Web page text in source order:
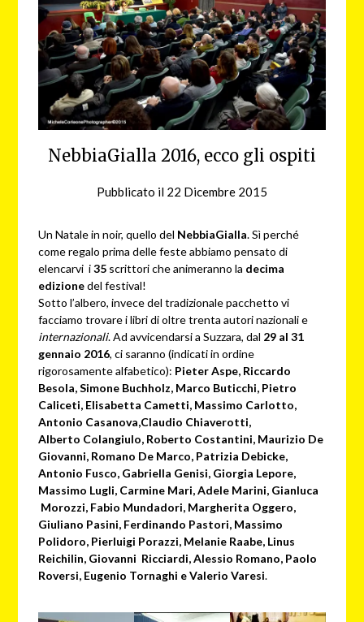
NebbiaGialla 2016, ecco gli ospiti
Pubblicato il 22 Dicembre 2015
web
Un Natale in noir, quello del NebbiaGialla. Sì perché
come regalo prima delle feste abbiamo pensato di
elencarvi i35 scrittori che animeranno la decima
edizionedel festival!
Sotto l’albero, invece del tradizionale pacchetto vi
facciamo trovare i libri di oltre trenta autori nazionali e
internazionali. Ad avvicendarsi a Suzzara, dal 29 al 31
gennaio 2016, ci saranno (indicati in ordine
rigorosamente alfabetico): Pieter Aspe, Riccardo
Besola, Simone Buchholz, Marco Buticchi, Pietro
Caliceti, Elisabetta Cametti, Massimo Carlotto,
Antonio Casanova,Claudio Chiaverotti,
Alberto Colangiulo, Roberto Costantini, Maurizio De
Giovanni, Romano De Marco, Patrizia Debicke,
Antonio Fusco, Gabriella Genisi, Giorgia Lepore,
Massimo Lugli, Carmine Mari, Adele Marini, Gianluca
Morozzi, Fabio Mundadori, Margherita Oggero,
Giuliano Pasini, Ferdinando Pastori, Massimo
Polidoro, Pierluigi Porazzi, Melanie Raabe, Linus
Reichilin, Giovanni Ricciardi, Alessio Romano, Paolo
Roversi, Eugenio Tornaghi e Valerio Varesi.